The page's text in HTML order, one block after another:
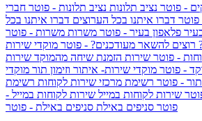
- פוטר נציב תלונות נציב תלונות - פוטר חברי
פוטר דברו איתנו בכל הערוצים דברו איתנו בכל
פלאפון בעיר - פוטר משרות משרות - פוטר
רוצים להשאר מעודכנים? - פוטר מוקדי שירות
- פוטר שירות הזמנת שיחה מהמוקד שירות
- פוטר מוקדי שירות- איתור וזימון תור מוקדי
תור - פוטר רשימת מרכזי שירות לקוחות רשימת
שירות לקוחות במייל שירות לקוחות במייל -
פוטר סניפים באילת סניפים באילת - פוטר